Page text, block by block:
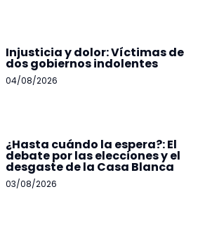
Injusticia y dolor: Víctimas de
dos gobiernos indolentes
04/08/2026
¿Hasta cuándo la espera?: El
debate por las elecciones y el
desgaste de la Casa Blanca
03/08/2026